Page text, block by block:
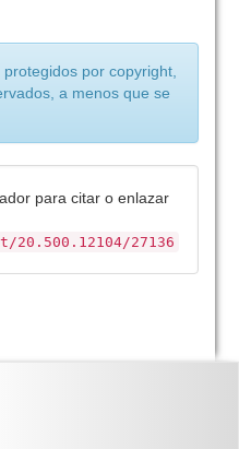
por copyright,
a menos que se
para citar o enlazar
27136